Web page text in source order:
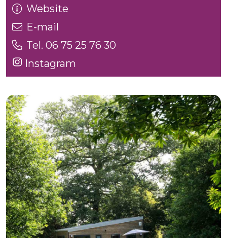
Website
E-mail
Tel. 06 75 25 76 30
Instagram